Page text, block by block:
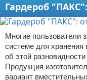
Гардероб
Многие пользователи
системе для
об этой
Продукция
вариант